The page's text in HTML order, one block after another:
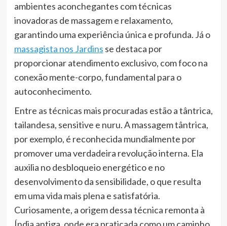
ambientes aconchegantes com técnicas
inovadoras de massagem e relaxamento,
garantindo uma experiência única e profunda. Já o
massagista nos Jardins se destaca por
proporcionar atendimento exclusivo, com foco na
conexão mente-corpo, fundamental para o
autoconhecimento.
Entre as técnicas mais procuradas estão a tântrica,
tailandesa, sensitive e nuru. A massagem tântrica,
por exemplo, é reconhecida mundialmente por
promover uma verdadeira revolução interna. Ela
auxilia no desbloqueio energético e no
desenvolvimento da sensibilidade, o que resulta
em uma vida mais plena e satisfatória.
Curiosamente, a origem dessa técnica remonta à